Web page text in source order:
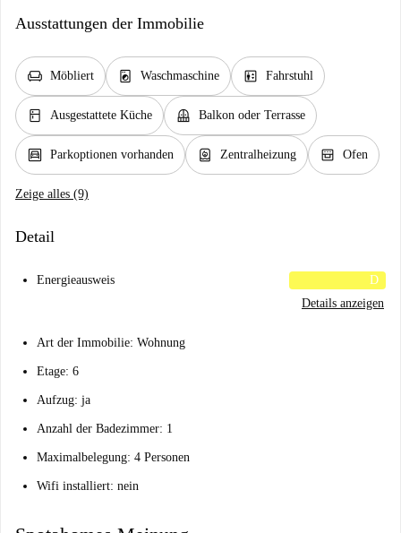
Ausstattungen der Immobilie
chair Möbliert local_laundry_service Waschmaschine elevator Fahrstuhl
kitchen Ausgestattete Küche balcony Balkon oder Terrasse
garage Parkoptionen vorhanden water_heater Zentralheizung oven_gen Ofen
Zeige alles (9)
Detail
Energieausweis
D
Details anzeigen
Art der Immobilie: Wohnung
Etage: 6
Aufzug: ja
Anzahl der Badezimmer: 1
Maximalbelegung: 4 Personen
Wifi installiert: nein